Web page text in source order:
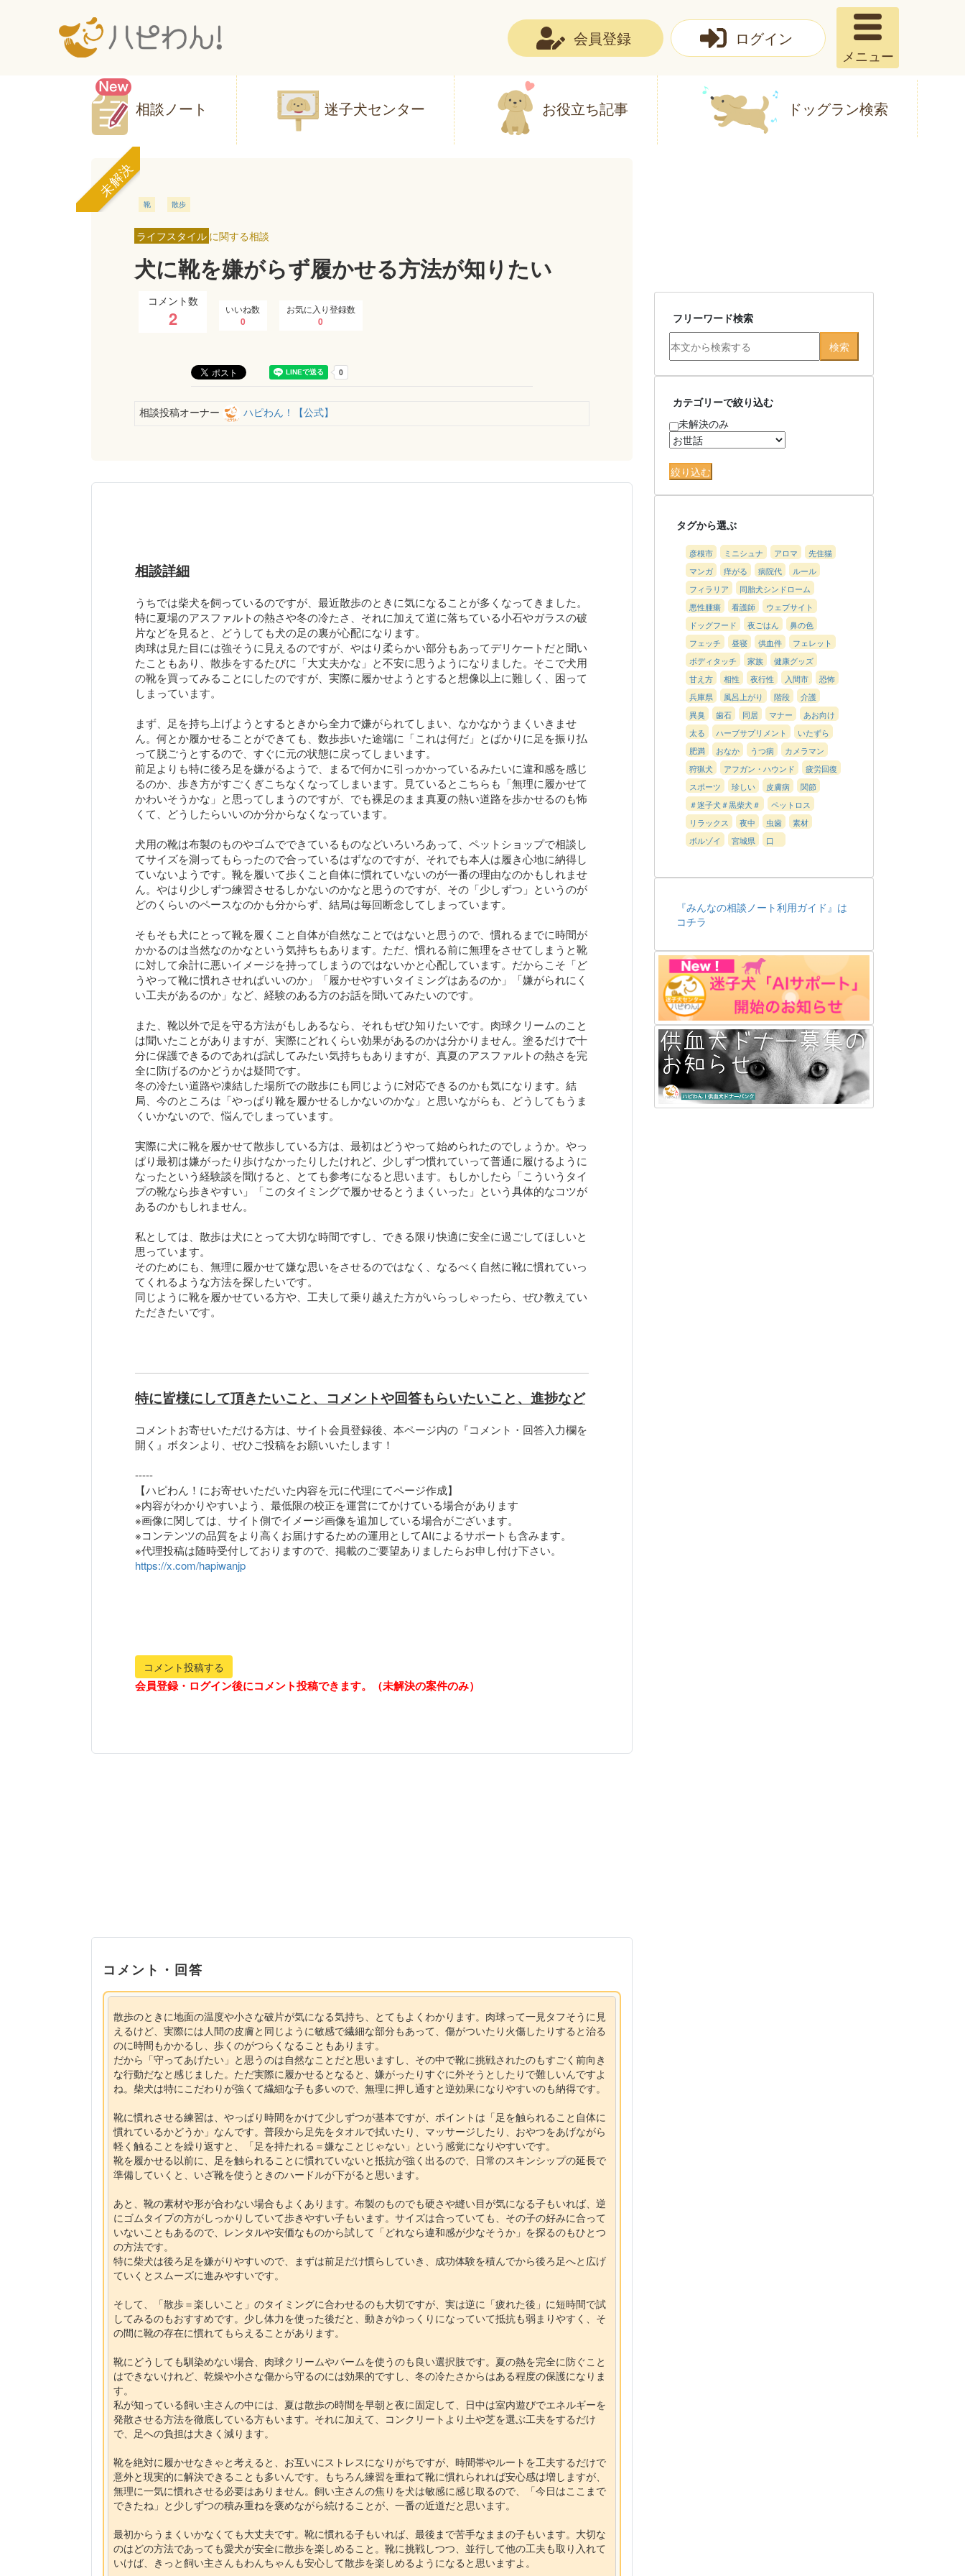
会員登録 ログイン
メニュー
相談ノート 迷子犬センター お役立ち記事 ドッグラン検索
未解決
靴 散歩
ライフスタイル に関する相談
犬に靴を嫌がらず履かせる方法が知りたい
コメント数
2 いいね数
0
お気に入り登録数
0
相談投稿オーナー ハピわん！【公式】
相談詳細
うちでは柴犬を飼っているのですが、最近散歩のときに気になることが多くなってきました。
特に夏場のアスファルトの熱さや冬の冷たさ、それに加えて道に落ちている小石やガラスの破
片などを見ると、どうしても犬の足の裏が心配になります。
肉球は見た目には強そうに見えるのですが、やはり柔らかい部分もあってデリケートだと聞い
たこともあり、散歩をするたびに「大丈夫かな」と不安に思うようになりました。そこで犬用
の靴を買ってみることにしたのですが、実際に履かせようとすると想像以上に難しく、困って
しまっています。
まず、足を持ち上げようとするときから全力で嫌がられてしまい、なかなかうまくいきませ
ん。何とか履かせることができても、数歩歩いた途端に「これは何だ」とばかりに足を振り払
って脱ごうとするので、すぐに元の状態に戻ってしまいます。
前足よりも特に後ろ足を嫌がるようで、まるで何かに引っかかっているみたいに違和感を感じ
るのか、歩き方がすごくぎこちなくなってしまいます。見ているとこちらも「無理に履かせて
かわいそうかな」と思ってしまうのですが、でも裸足のまま真夏の熱い道路を歩かせるのも怖
くて、どうしたらいいのか分からなくなっています。
犬用の靴は布製のものやゴムでできているものなどいろいろあって、ペットショップで相談し
てサイズを測ってもらったので合っているはずなのですが、それでも本人は履き心地に納得し
ていないようです。靴を履いて歩くこと自体に慣れていないのが一番の理由なのかもしれませ
ん。やはり少しずつ練習させるしかないのかなと思うのですが、その「少しずつ」というのが
どのくらいのペースなのかも分からず、結局は毎回断念してしまっています。
そもそも犬にとって靴を履くこと自体が自然なことではないと思うので、慣れるまでに時間が
かかるのは当然なのかなという気持ちもあります。ただ、慣れる前に無理をさせてしまうと靴
に対して余計に悪いイメージを持ってしまうのではないかと心配しています。だからこそ「ど
うやって靴に慣れさせればいいのか」「履かせやすいタイミングはあるのか」「嫌がられにく
い工夫があるのか」など、経験のある方のお話を聞いてみたいのです。
また、靴以外で足を守る方法がもしあるなら、それもぜひ知りたいです。肉球クリームのこと
は聞いたことがありますが、実際にどれくらい効果があるのかは分かりません。塗るだけで十
分に保護できるのであれば試してみたい気持ちもありますが、真夏のアスファルトの熱さを完
全に防げるのかどうかは疑問です。
冬の冷たい道路や凍結した場所での散歩にも同じように対応できるのかも気になります。結
局、今のところは「やっぱり靴を履かせるしかないのかな」と思いながらも、どうしてもうま
くいかないので、悩んでしまっています。
実際に犬に靴を履かせて散歩している方は、最初はどうやって始められたのでしょうか。やっ
ぱり最初は嫌がったり歩けなかったりしたけれど、少しずつ慣れていって普通に履けるように
なったという経験談を聞けると、とても参考になると思います。もしかしたら「こういうタイ
プの靴なら歩きやすい」「このタイミングで履かせるとうまくいった」という具体的なコツが
あるのかもしれません。
私としては、散歩は犬にとって大切な時間ですし、できる限り快適に安全に過ごしてほしいと
思っています。
そのためにも、無理に履かせて嫌な思いをさせるのではなく、なるべく自然に靴に慣れていっ
てくれるような方法を探したいです。
同じように靴を履かせている方や、工夫して乗り越えた方がいらっしゃったら、ぜひ教えてい
ただきたいです。
特に皆様にして頂きたいこと、コメントや回答もらいたいこと、進捗など
コメントお寄せいただける方は、サイト会員登録後、本ページ内の『コメント・回答入力欄を
開く』ボタンより、ぜひご投稿をお願いいたします！
-----
【ハピわん！にお寄せいただいた内容を元に代理にてページ作成】
※内容がわかりやすいよう、最低限の校正を運営にてかけている場合があります
※画像に関しては、サイト側でイメージ画像を追加している場合がございます。
※コンテンツの品質をより高くお届けするための運用としてAIによるサポートも含みます。
https://x.com/hapiwanjp
コメント投稿する
会員登録・ログイン後にコメント投稿できます。（未解決の案件のみ）
コメント・回答
散歩のときに地面の温度や小さな破片が気になる気持ち、とてもよくわかります。肉球って一見タフそうに見
えるけど、実際には人間の皮膚と同じように敏感で繊細な部分もあって、傷がついたり火傷したりすると治る
のに時間もかかるし、歩くのがつらくなることもあります。
だから「守ってあげたい」と思うのは自然なことだと思いますし、その中で靴に挑戦されたのもすごく前向き
な行動だなと感じました。ただ実際に履かせるとなると、嫌がったりすぐに外そうとしたりで難しいんですよ
ね。柴犬は特にこだわりが強くて繊細な子も多いので、無理に押し通すと逆効果になりやすいのも納得です。
靴に慣れさせる練習は、やっぱり時間をかけて少しずつが基本ですが、ポイントは「足を触られること自体に
慣れているかどうか」なんです。普段から足先をタオルで拭いたり、マッサージしたり、おやつをあげながら
軽く触ることを繰り返すと、「足を持たれる＝嫌なことじゃない」という感覚になりやすいです。
靴を履かせる以前に、足を触られることに慣れていないと抵抗が強く出るので、日常のスキンシップの延長で
準備していくと、いざ靴を使うときのハードルが下がると思います。
あと、靴の素材や形が合わない場合もよくあります。布製のものでも硬さや縫い目が気になる子もいれば、逆
にゴムタイプの方がしっかりしていて歩きやすい子もいます。サイズは合っていても、その子の好みに合って
いないこともあるので、レンタルや安価なものから試して「どれなら違和感が少なそうか」を探るのもひとつ
の方法です。
特に柴犬は後ろ足を嫌がりやすいので、まずは前足だけ慣らしていき、成功体験を積んでから後ろ足へと広げ
ていくとスムーズに進みやすいです。
そして、「散歩＝楽しいこと」のタイミングに合わせるのも大切ですが、実は逆に「疲れた後」に短時間で試
してみるのもおすすめです。少し体力を使った後だと、動きがゆっくりになっていて抵抗も弱まりやすく、そ
の間に靴の存在に慣れてもらえることがあります。
靴にどうしても馴染めない場合、肉球クリームやバームを使うのも良い選択肢です。夏の熱を完全に防ぐこと
はできないけれど、乾燥や小さな傷から守るのには効果的ですし、冬の冷たさからはある程度の保護になりま
す。
私が知っている飼い主さんの中には、夏は散歩の時間を早朝と夜に固定して、日中は室内遊びでエネルギーを
発散させる方法を徹底している方もいます。それに加えて、コンクリートより土や芝を選ぶ工夫をするだけ
で、足への負担は大きく減ります。
靴を絶対に履かせなきゃと考えると、お互いにストレスになりがちですが、時間帯やルートを工夫するだけで
意外と現実的に解決できることも多いんです。もちろん練習を重ねて靴に慣れられれば安心感は増しますが、
無理に一気に慣れさせる必要はありません。飼い主さんの焦りを犬は敏感に感じ取るので、「今日はここまで
できたね」と少しずつの積み重ねを褒めながら続けることが、一番の近道だと思います。
最初からうまくいかなくても大丈夫です。靴に慣れる子もいれば、最後まで苦手なままの子もいます。大切な
のはどの方法であっても愛犬が安全に散歩を楽しめること。靴に挑戦しつつ、並行して他の工夫も取り入れて
いけば、きっと飼い主さんもわんちゃんも安心して散歩を楽しめるようになると思いますよ。
フリーワード検索
カテゴリーで絞り込む
未解決のみ
タグから選ぶ
彦根市 ミニシュナ アロマ
先住猫
マンガ
痒がる 病院代
ルール
フィラリア
同胎犬シンドローム
悪性腫瘍
看護師
ウェブサイト
ドッグフード
夜ごはん
鼻の色
フェッチ
昼寝 供血件
フェレット
ボディタッチ
家族
健康グッズ
甘え方
相性 夜行性 入間市
恐怖
兵庫県
風呂上がり 階段
介護
異臭
歯石 同居 マナー
あお向け
太る
ハーブサプリメント
いたずら
肥満
おなか うつ病
カメラマン
狩猟犬
アフガン・ハウンド
疲労回復
スポーツ
珍しい 皮膚病
関節
＃迷子犬＃黒柴犬＃
ペットロス
リラックス
夜中 虫歯
素材
ボルゾイ
宮城県 口
『みんなの相談ノート利用ガイド』は
コチラ